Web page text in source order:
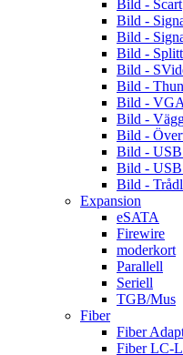
Bild - Scart
Bild -
Bild -
Bild -
Bild -
Bild -
Bild - VGA
Bild -
Bild -
Bild -
Bild -
Bild -
Expansion
eSATA
Firewire
moderkort
Parallell
Seriell
TGB/Mus
Fiber
Fiber
Fiber LC-